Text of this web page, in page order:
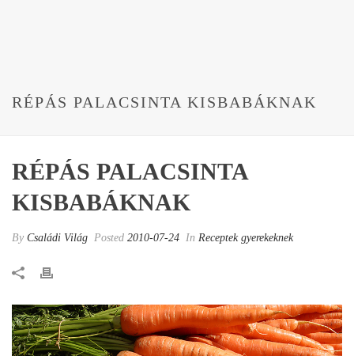
RÉPÁS PALACSINTA KISBABÁKNAK
RÉPÁS PALACSINTA
KISBABÁKNAK
By Családi Világ Posted 2010-07-24 In Receptek gyerekeknek